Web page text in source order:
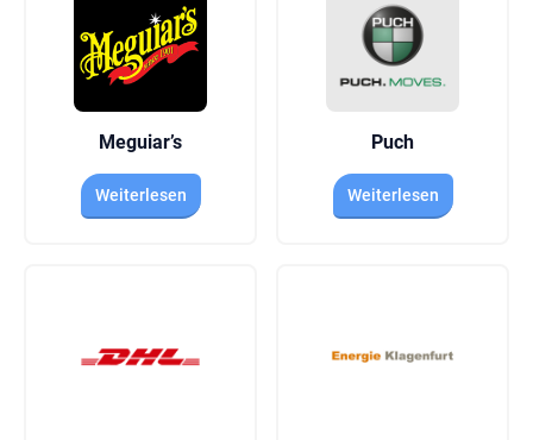
Meguiar’s
Weiterlesen
Puch
Weiterlesen